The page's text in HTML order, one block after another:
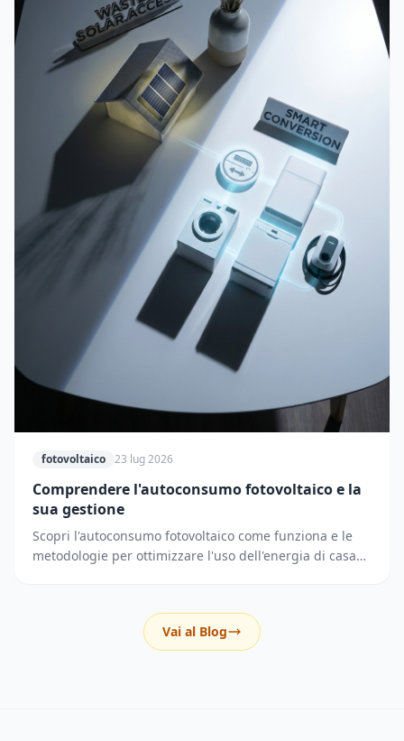
fotovoltaico 23 lug 2026
Comprendere l'autoconsumo fotovoltaico e la
sua gestione
Scopri l'autoconsumo fotovoltaico come funziona e le
metodologie per ottimizzare l'uso dell'energia di casa
Vai al Blog